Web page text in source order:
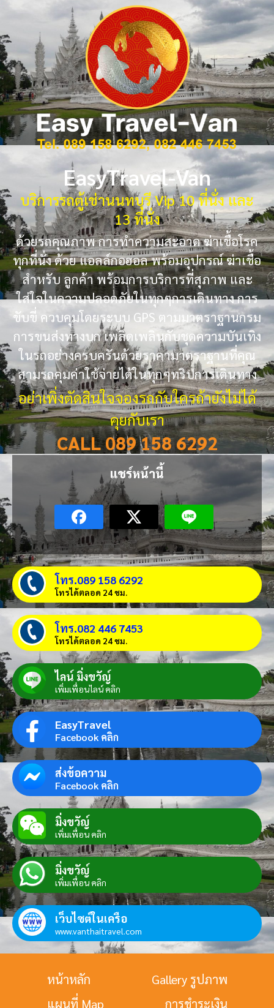
EasyTravel-Van
บริการรถตู้เช่านนทบุรี Vip 10 ที่นั่ง และ
13 ที่นั่ง
ด้วยรถคุณภาพ การทำความสะอาด ฆ่าเชื้อโรค
ทุกที่นั่ง ด้วย แอลล์กอฮอล พร้อมอุปกรณ์ ฆ่าเชื้อ
สำหรับ ลูกค้า พร้อมการบริการที่สุภาพ และ
ใส่ใจในความปลอดภัยในทุกๆการเดินทาง การ
ขับขี่ ควบคุมโดยระบบ GPS ตามมาตราฐานกรม
การขนส่งทางบก เพลิดเพลินกับชุดความบันเทิง
ในรถอย่างครบครันด้วยราคามาตราฐานที่คุณ
สามรถคุมค่าใช้จ่ายได้ในทุกๆทริปการเดินทาง
อย่าเพิ่งตัดสินใจจองรถกับใครถ้ายังไม่ได้
คุยกับเรา
CALL 089 158 6292
แชร์หน้านี้
โทร.089 158 6292
โทรได้ตลอด 24 ชม.
โทร.082 446 7453
โทรได้ตลอด 24 ชม.
ไลน์ มิ่งขวัญ์
เพิ่มเพื่อนไลน์ คลิก
EasyTravel
Facebook คลิก
ส่งข้อความ
Facebook คลิก
มิ่งขวัญ์
เพิ่มเพื่อน คลิก
มิ่งขวัญ์
เพิ่มเพื่อน คลิก
เว็บไซต์ในเครือ
www.vanthaitravel.com
หน้าหลัก
Gallery รูปภาพ
แผนที่ Map
การชำระเงิน